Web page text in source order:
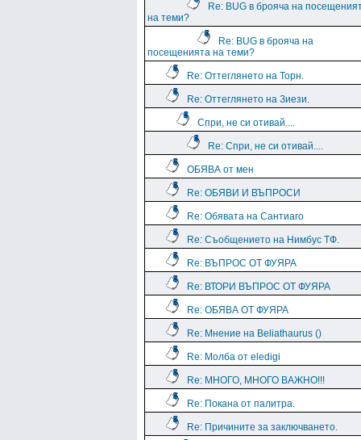
Re: BUG в брояча на
на теми?
Re: BUG в брояча на
посещенията на теми?
Re: Оттеглянето на Торн.
Re: Оттеглянето на Зиези.
Спри, не си отивай....
Re: Спри, не си отивай....
ОБЯВА от мен
Re: ОБЯВИ И ВЪПРОСИ
Re: Обявата на Сантиаго
Re: Съобщението на Нимбус ТФ.
Re: ВЪПРОС ОТ ФУЯРА
Re: ВТОРИ ВЪПРОС ОТ ФУЯРА
Re: ОБЯВА ОТ ФУЯРА
Re: Мнение на Beliathaurus ()
Re: Молба от eledigi
Re: МНОГО, МНОГО ВАЖНО!!!
Re: Покана от палитра.
Re: Причините за заключването.